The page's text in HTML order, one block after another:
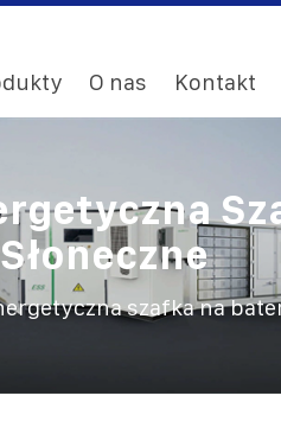
O nas Kontakt
szafka na